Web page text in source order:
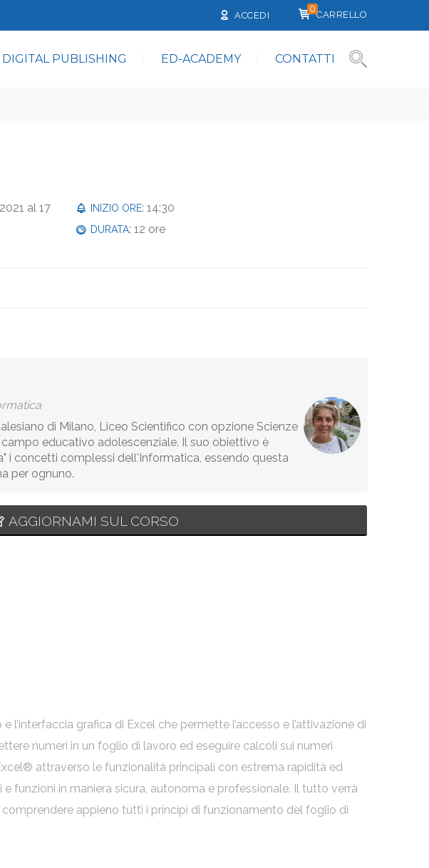
0
CARRELLO
ACCEDI
DIGITAL PUBLISHING ED-ACADEMY CONTATTI
al 17
INIZIO ORE: 14:30
DURATA: 12 ore
di Milano, Liceo Scientifico con opzione Scienze
educativo adolescenziale. Il suo obiettivo è
i concetti complessi dell'Informatica, essendo questa
per ognuno.
AGGIORNAMI SUL CORSO
grafica di Excel che permette l’accesso e l’attivazione di
numeri in un foglio di lavoro ed eseguire calcoli sui numeri
attraverso le funzionalità principali con estrema rapidità ed
funzioni in maniera sicura, autonoma e professionale. Il tutto verrà
appieno tutti i principi di funzionamento del foglio di